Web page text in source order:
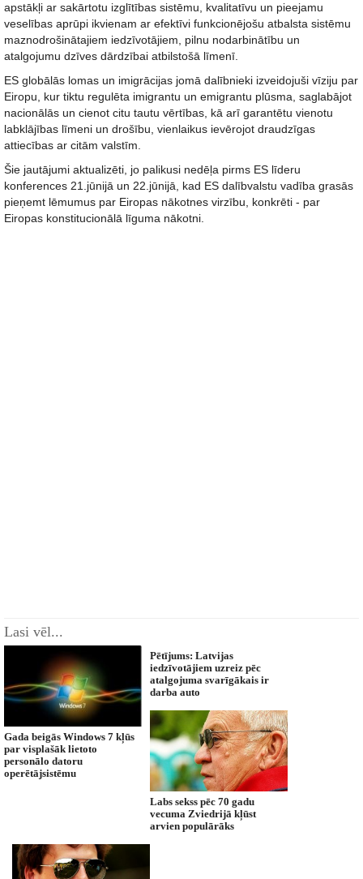
apstākļi ar sakārtotu izglītības sistēmu, kvalitatīvu un pieejamu
veselības aprūpi ikvienam ar efektīvi funkcionējošu atbalsta sistēmu
maznodrošinātajiem iedzīvotājiem, pilnu nodarbinātību un
atalgojumu dzīves dārdzībai atbilstošā līmenī.
ES globālās lomas un imigrācijas jomā dalībnieki izveidojuši vīziju par
Eiropu, kur tiktu regulēta imigrantu un emigrantu plūsma, saglabājot
nacionālās un cienot citu tautu vērtības, kā arī garantētu vienotu
labklājības līmeni un drošību, vienlaikus ievērojot draudzīgas
attiecības ar citām valstīm.
Šie jautājumi aktualizēti, jo palikusi nedēļa pirms ES līderu
konferences 21.jūnijā un 22.jūnijā, kad ES dalībvalstu vadība grasās
pieņemt lēmumus par Eiropas nākotnes virzību, konkrēti - par
Eiropas konstitucionālā līguma nākotni.
Lasi vēl...
Gada beigās Windows 7 kļūs
par visplašāk lietoto
personālo datoru
operētājsistēmu
Pētījums: Latvijas
iedzīvotājiem uzreiz pēc
atalgojuma svarīgākais ir
darba auto
Labs sekss pēc 70 gadu
vecuma Zviedrijā kļūst
arvien populārāks